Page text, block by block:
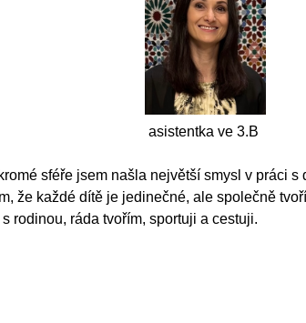
ve 3.B
sféře jsem našla největší smysl v práci
že každé dítě je jedinečné, ale společně
rodinou, ráda tvořím, sportuji a cestuji.